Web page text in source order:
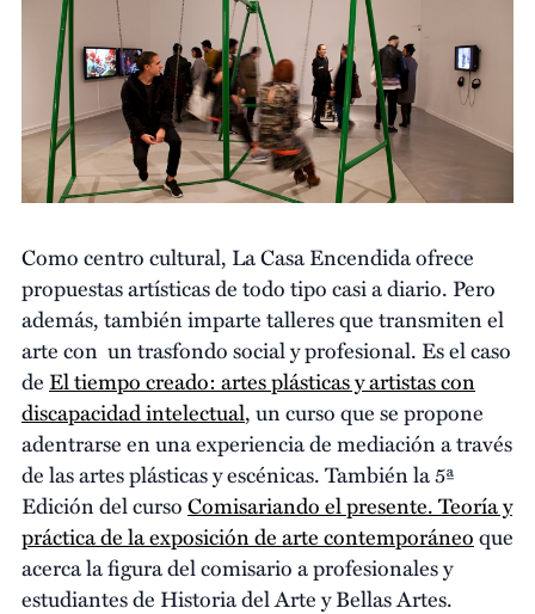
Como centro cultural, La Casa Encendida ofrece
propuestas artísticas de todo tipo casi a diario. Pero
además, también imparte talleres que transmiten el
arte con un trasfondo social y profesional. Es el caso
de El tiempo creado: artes plásticas y artistas con
discapacidad intelectual, un curso que se propone
adentrarse en una experiencia de mediación a través
de las artes plásticas y escénicas. También la 5ª
Edición del cursoComisariando el presente. Teoría y
práctica de la exposición de arte contemporáneoque
acerca la figura del comisario a profesionales y
estudiantes de Historia del Arte y Bellas Artes.